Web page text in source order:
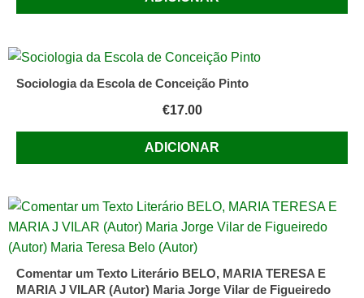
Sociologia da Escola de Conceição Pinto
€17.00
ADICIONAR
Comentar um Texto Literário BELO, MARIA TERESA E
MARIA J VILAR (Autor) Maria Jorge Vilar de Figueiredo